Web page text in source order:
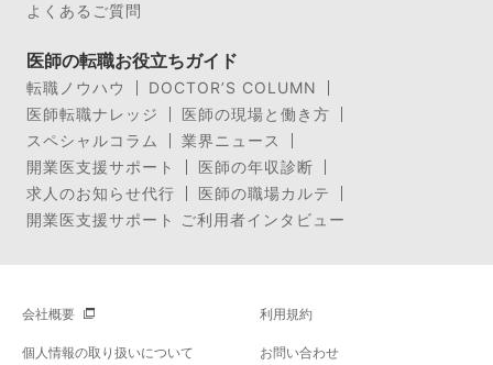
よくあるご質問
医師の転職お役立ちガイド
転職ノウハウ
DOCTOR’S COLUMN
医師転職ナレッジ
医師の現場と働き方
スペシャルコラム
業界ニュース
開業医支援サポート
医師の年収診断
求人のお知らせ代行
医師の職場カルテ
開業医支援サポート ご利用者インタビュー
会社概要 利用規約
個人情報の取り扱いについて お問い合わせ